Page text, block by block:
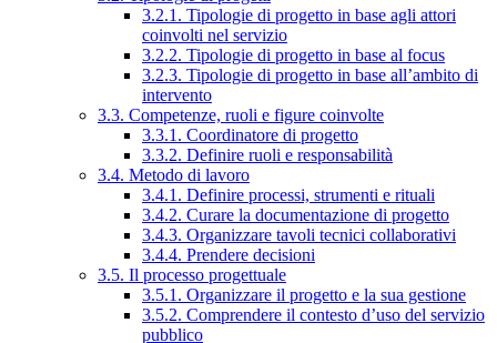
3.2.1. Tipologie di progetto in base agli attori
coinvolti nel servizio
3.2.2. Tipologie di progetto in base al focus
3.2.3. Tipologie di progetto in base all’ambito di
intervento
3.3. Competenze, ruoli e figure coinvolte
3.3.1. Coordinatore di progetto
3.3.2. Definire ruoli e responsabilità
3.4. Metodo di lavoro
3.4.1. Definire processi, strumenti e rituali
3.4.2. Curare la documentazione di progetto
3.4.3. Organizzare tavoli tecnici collaborativi
3.4.4. Prendere decisioni
3.5. Il processo progettuale
3.5.1. Organizzare il progetto e la sua gestione
3.5.2. Comprendere il contesto d’uso del servizio
pubblico